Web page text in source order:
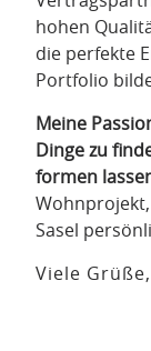
hohen
die perfekte
Portfolio
Meine
Dinge zu
formen
Sasel
Viele Grüße,